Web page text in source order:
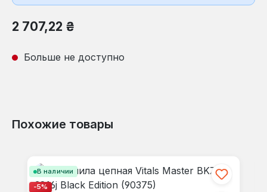
Обычная цена:
2 707,22 ₴
Больше не доступно
Похожие товары
В наличии
-5%